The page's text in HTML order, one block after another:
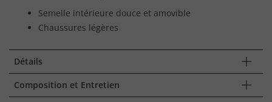
Semelle intérieure douce et amovible
Chaussures légères
Détails
Composition et Entretien